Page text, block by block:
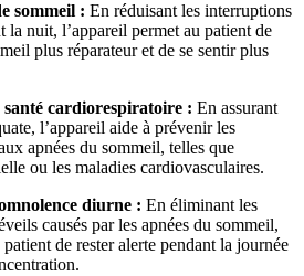
sommeil : En réduisant les interruptions
la nuit, l’appareil permet au patient de
plus réparateur et de se sentir plus
cardiorespiratoire : En assurant
l’appareil aide à prévenir les
apnées du sommeil, telles que
ou les maladies cardiovasculaires.
diurne : En éliminant les
causés par les apnées du sommeil,
de rester alerte pendant la journée